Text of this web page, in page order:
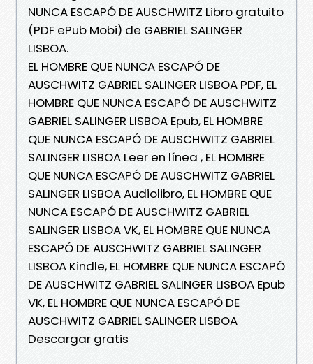
NUNCA ESCAPÓ DE AUSCHWITZ Libro gratuito
(PDF ePub Mobi) de GABRIEL SALINGER
LISBOA.
EL HOMBRE QUE NUNCA ESCAPÓ DE
AUSCHWITZ GABRIEL SALINGER LISBOA PDF, EL
HOMBRE QUE NUNCA ESCAPÓ DE AUSCHWITZ
GABRIEL SALINGER LISBOA Epub, EL HOMBRE
QUE NUNCA ESCAPÓ DE AUSCHWITZ GABRIEL
SALINGER LISBOA Leer en línea , EL HOMBRE
QUE NUNCA ESCAPÓ DE AUSCHWITZ GABRIEL
SALINGER LISBOA Audiolibro, EL HOMBRE QUE
NUNCA ESCAPÓ DE AUSCHWITZ GABRIEL
SALINGER LISBOA VK, EL HOMBRE QUE NUNCA
ESCAPÓ DE AUSCHWITZ GABRIEL SALINGER
LISBOA Kindle, EL HOMBRE QUE NUNCA ESCAPÓ
DE AUSCHWITZ GABRIEL SALINGER LISBOA Epub
VK, EL HOMBRE QUE NUNCA ESCAPÓ DE
AUSCHWITZ GABRIEL SALINGER LISBOA
Descargar gratis